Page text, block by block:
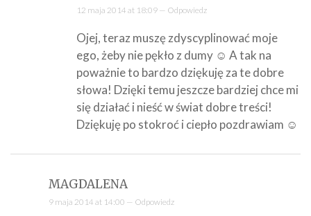
12 maja 2014 at 18:09 — Odpowiedz
Ojej, teraz muszę zdyscyplinować moje
ego, żeby nie pękło z dumy ☺ A tak na
poważnie to bardzo dziękuję za te dobre
słowa! Dzięki temu jeszcze bardziej chce mi
się działać i nieść w świat dobre treści!
Dziękuję po stokroć i ciepło pozdrawiam ☺
MAGDALENA
9 maja 2014 at 14:00 — Odpowiedz